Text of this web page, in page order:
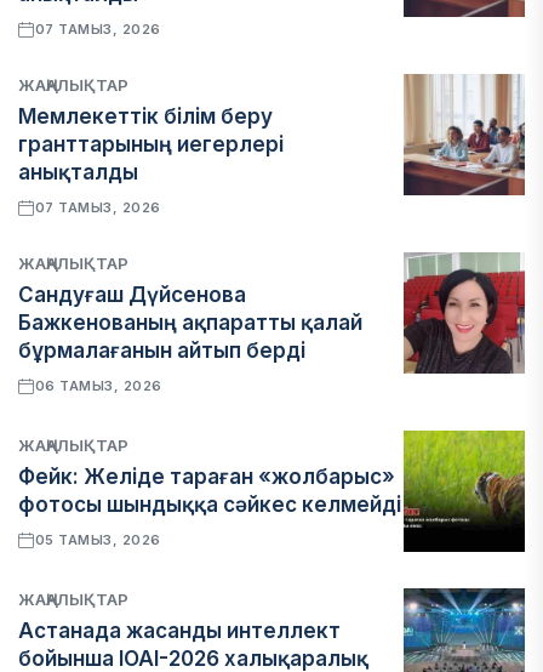
07 ТАМЫЗ, 2026
ЖАҢАЛЫҚТАР
Мемлекеттік білім беру
гранттарының иегерлері
анықталды
07 ТАМЫЗ, 2026
ЖАҢАЛЫҚТАР
Сандуғаш Дүйсенова
Бажкенованың ақпаратты қалай
бұрмалағанын айтып берді
06 ТАМЫЗ, 2026
ЖАҢАЛЫҚТАР
Фейк: Желіде тараған «жолбарыс»
фотосы шындыққа сәйкес келмейді
05 ТАМЫЗ, 2026
ЖАҢАЛЫҚТАР
Астанада жасанды интеллект
бойынша IOAI-2026 халықаралық